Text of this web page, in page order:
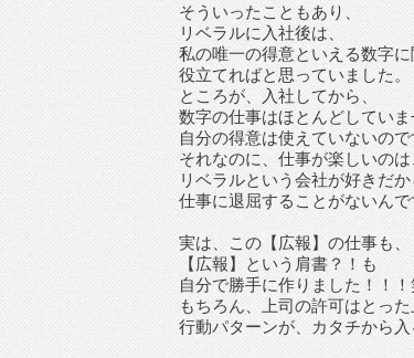
そういったこともあり、
リベラルに入社後は、
私の唯一の得意といえる数字
役立てればと思っていました。
ところが、入社してから、
数字の仕事はほとんどしてい
自分の得意は使えていないの
それなのに、仕事が楽しいのは
リベラルという会社が好きだ
仕事に退屈することがないんで
実は、この【広報】の仕事も、
【広報】という肩書？！も
自分で勝手に作りました！！！
もちろん、上司の許可はとっ
行動パターンが、カタチから